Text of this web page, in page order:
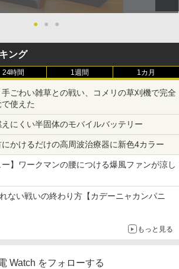
● ● ●
ング
24時間 1週間 1カ月
手ごわい雑草との戦い、コメリの草刈機で完全
使えた
にくい半固体のモバイルバッテリー
かけるだけの高周波治療器に新色4カラー
ー】ワークマンの腰につける爆風ファンが涼し
ない戦いの終わり方【カデーニャカンパニ
もっと見る
Watch をフォローする